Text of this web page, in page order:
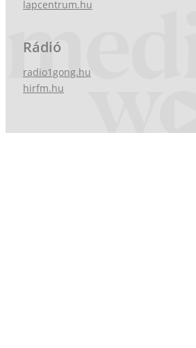
lapcentrum.hu
Rádió
radio1gong.hu
hirfm.hu